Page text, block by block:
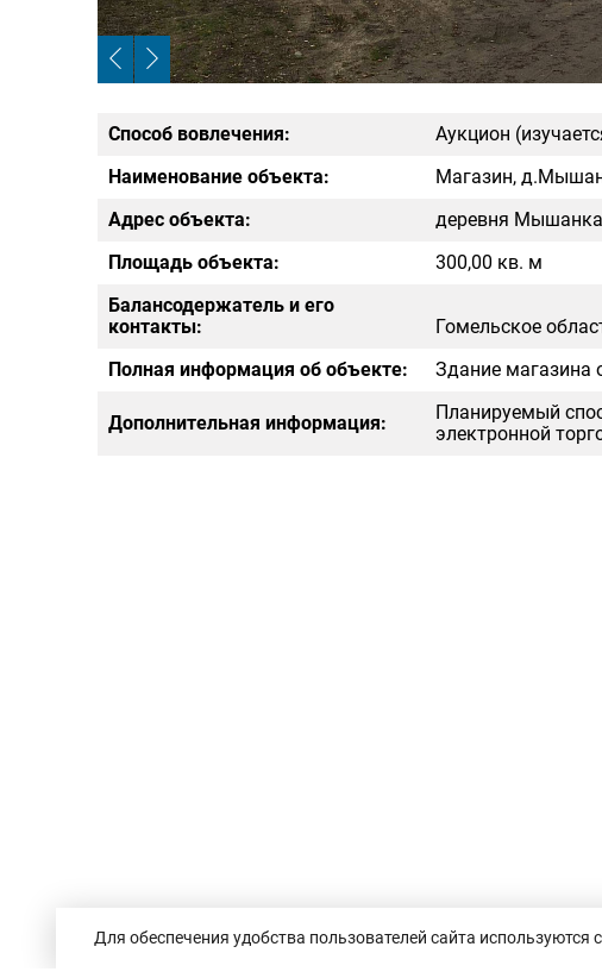
Способ вовлечения:
Аукцион
Наименование объекта:
Магазин,
Адрес объекта:
деревня
Площадь объекта:
300,00 кв. м
Балансодержатель и его
контакты:
Гомельское
Полная информация об объекте:
Здание магазина
Дополнительная информация:
Планируемый
электронной
Для обеспечения удобства пользователей сайта используются